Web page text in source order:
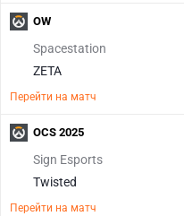
Spacestation
ZETA
Перейти на матч
OW
Sign Esports
Twisted
Перейти на матч
OCS 2025